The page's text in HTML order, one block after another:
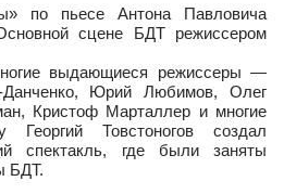
по пьесе Антона Павловича
сцене БДТ режиссером
выдающиеся режиссеры —
Данченко, Юрий Любимов, Олег
Кристоф Марталлер и многие
Товстоногов создал
спектакль, где были заняты
БДТ.